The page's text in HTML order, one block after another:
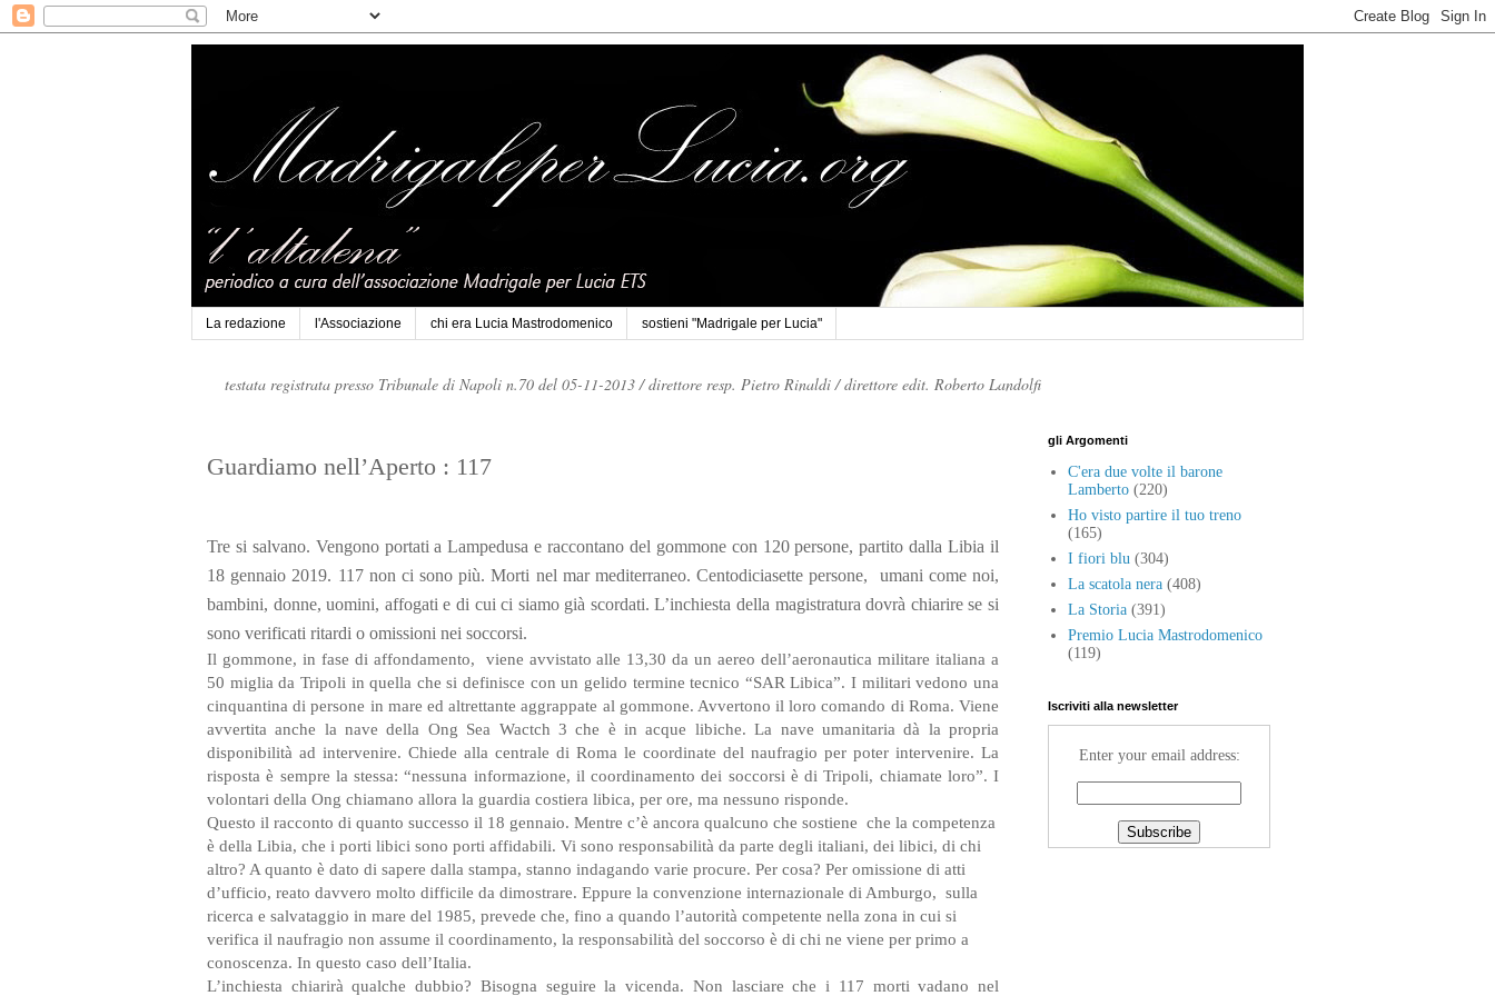
La redazione l'Associazione chi era Lucia Mastrodomenico sostieni "Madrigale per Lucia"
testata registrata presso Tribunale di Napoli n.70 del 05-11-2013 /direttore resp. Pietro Rinaldi /direttore edit. Roberto Landolfi
Guardiamo nell’Aperto : 117
Tre si salvano. Vengono portati a Lampedusa e raccontano del gommone con 120 persone, partito dalla Libia il
18 gennaio 2019. 117 non ci sono più. Morti nel mar mediterraneo. Centodiciasette persone, umani come noi,
bambini, donne, uomini, affogati e di cui ci siamo già scordati. L’inchiesta della magistratura dovrà chiarire se si
sono verificati ritardi o omissioni nei soccorsi.
Il gommone, in fase di affondamento, viene avvistato alle 13,30 da un aereo dell’aeronautica militare italiana a
50 miglia da Tripoli in quella che si definisce con un gelido termine tecnico “SAR Libica”. I militari vedono una
cinquantina di persone in mare ed altrettante aggrappate al gommone. Avvertono il loro comando di Roma. Viene
avvertita anche la nave della Ong Sea Wactch 3 che è in acque libiche. La nave umanitaria dà la propria
disponibilità ad intervenire. Chiede alla centrale di Roma le coordinate del naufragio per poter intervenire. La
risposta è sempre la stessa: “nessuna informazione, il coordinamento dei soccorsi è di Tripoli, chiamate loro”. I
volontari della Ong chiamano allora la guardia costiera libica, per ore, ma nessuno risponde.
Questo il racconto di quanto successo il 18 gennaio. Mentre c’è ancora qualcuno che sostiene che la competenza
è della Libia, che i porti libici sono porti affidabili. Vi sono responsabilità da parte degli italiani, dei libici, di chi
altro? A quanto è dato di sapere dalla stampa, stanno indagando varie procure. Per cosa? Per omissione di atti
d’ufficio, reato davvero molto difficile da dimostrare. Eppure la convenzione internazionale di Amburgo, sulla
ricerca e salvataggio in mare del 1985, prevede che, fino a quando l’autorità competente nella zona in cui si
verifica il naufragio non assume il coordinamento, la responsabilità del soccorso è di chi ne viene per primo a
conoscenza. In questo caso dell’Italia.
L’inchiesta chiarirà qualche dubbio? Bisogna seguire la vicenda. Non lasciare che i 117 morti vadano nel
gli Argomenti
C'era due volte il barone
Lamberto (220)
Ho visto partire il tuo treno
(165)
I fiori blu (304)
La scatola nera (408)
La Storia (391)
Premio Lucia Mastrodomenico
(119)
Iscriviti alla newsletter
Enter your email address: